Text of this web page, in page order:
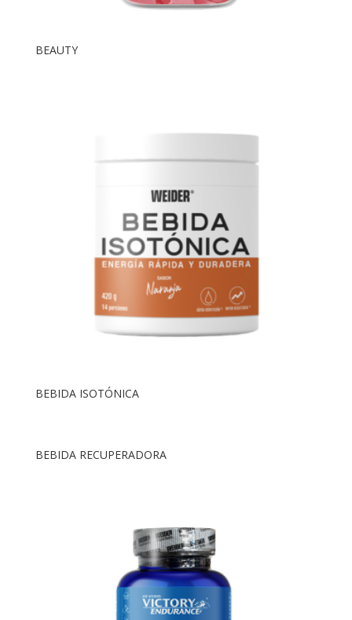
BEAUTY
BEBIDA ISOTÓNICA
BEBIDA RECUPERADORA